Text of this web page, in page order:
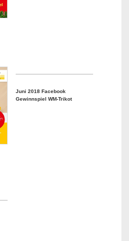
Juni 2018 Facebook
Gewinnspiel WM-Trikot